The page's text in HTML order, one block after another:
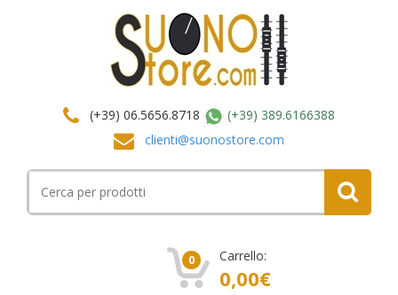
(+39) 06.5656.8718
(+39) 389.6166388
clienti@suonostore.com
per:
0 Carrello:
0,00€